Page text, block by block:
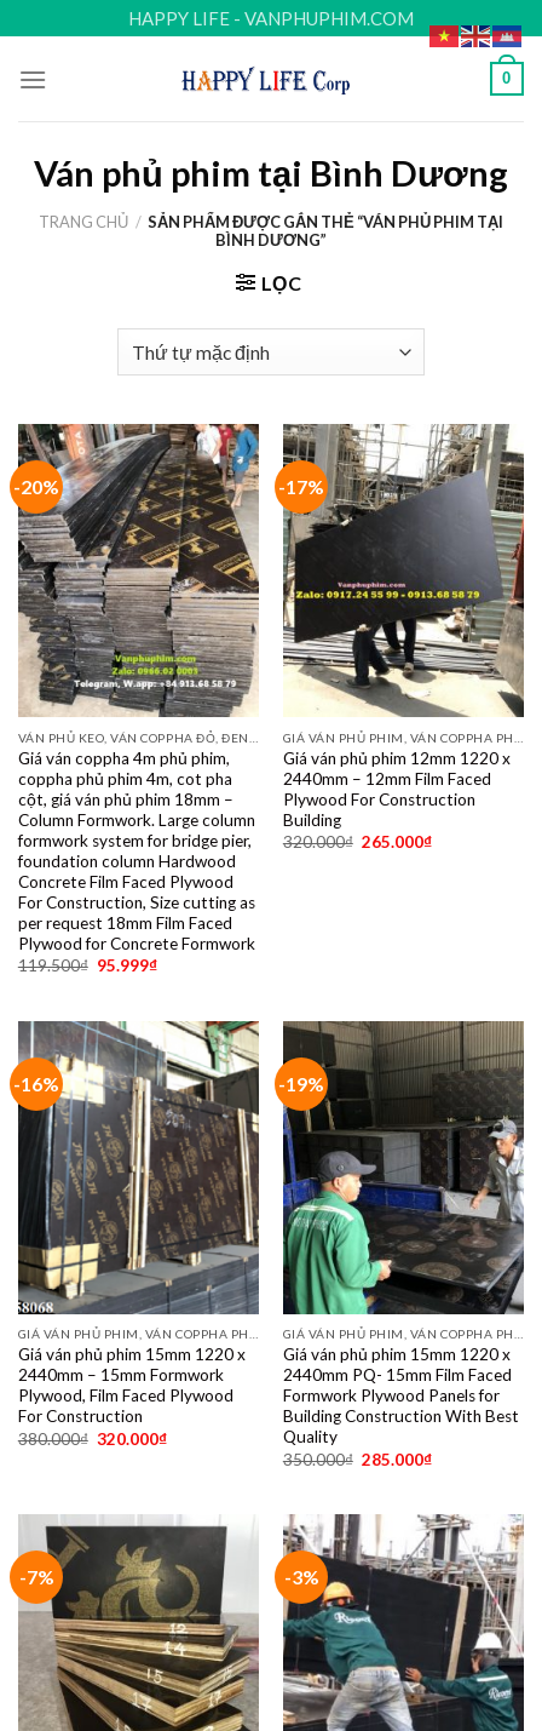
to
content
HAPPY LIFE - VANPHUPHIM.COM
0
Ván phủ phim tại Bình Dương
TRANG CHỦ / SẢN PHẨM ĐƯỢC GẮN THẺ “VÁN PHỦ PHIM TẠI
BÌNH DƯƠNG”
LỌC
-20%
Giá ván coppha 4m phủ phim,
coppha phủ phim 4m, cot pha
cột, giá ván phủ phim 18mm –
Column Formwork. Large column
formwork system for bridge pier,
foundation column Hardwood
Concrete Film Faced Plywood
For Construction, Size cutting as
per request 18mm Film Faced
Plywood for Concrete Formwork
119.500₫ 95.999₫
-17%
Giá ván phủ phim 12mm 1220 x
2440mm – 12mm Film Faced
Plywood For Construction
Building
320.000₫ 265.000₫
-16%
GIÁ VÁN PHỦ PHIM, VÁN COPPHA PHỦ PHIM GIÁ RẺ
Giá ván phủ phim 15mm 1220 x
2440mm – 15mm Formwork
Plywood, Film Faced Plywood
For Construction
380.000₫ 320.000₫
-19%
GIÁ VÁN PHỦ PHIM, VÁN COPPHA PHỦ PHIM GIÁ RẺ
Giá ván phủ phim 15mm 1220 x
2440mm PQ- 15mm Film Faced
Formwork Plywood Panels for
Building Construction With Best
Quality
350.000₫ 285.000₫
-7% -3%